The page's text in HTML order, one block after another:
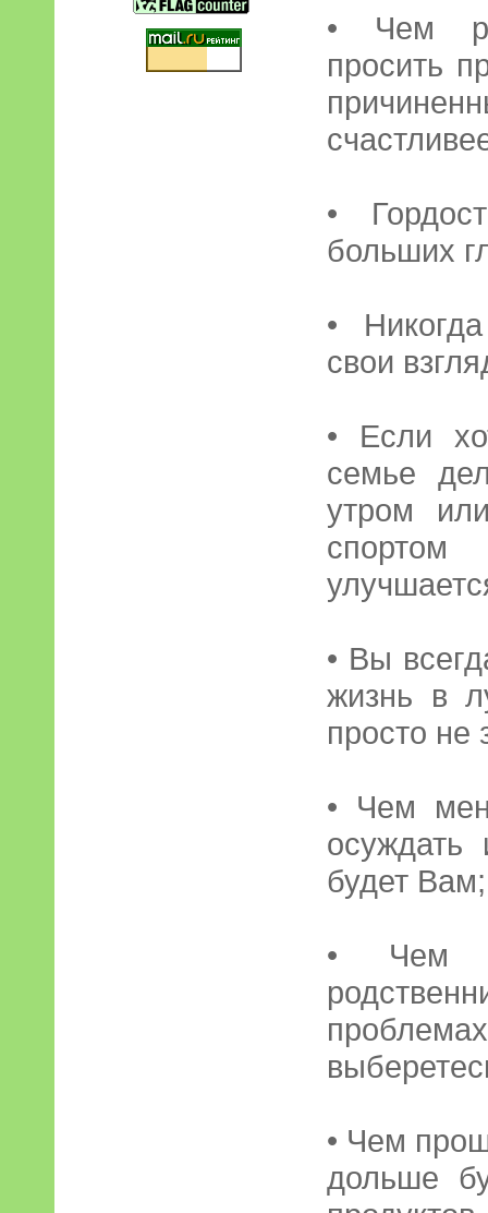
• Чем
просить
•
больших
•
свои
• Если
семье
утром
• Вы
жизнь в
просто не
• Чем
будет Вам;
• Чем
• Чем
дольше